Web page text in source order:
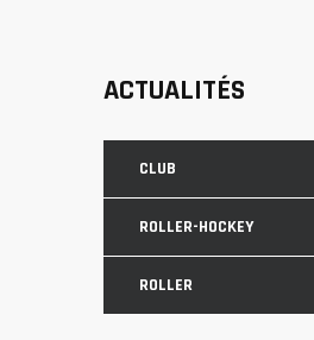
ACTUALITÉS
CLUB
ROLLER-HOCKEY
ROLLER